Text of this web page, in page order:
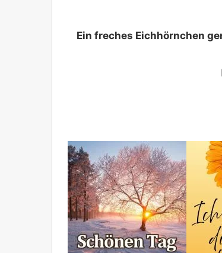
Ein freches Eichhörnchen